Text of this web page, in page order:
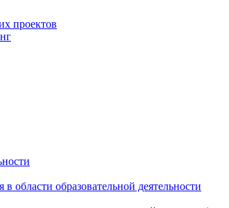
проектов
области образовательной деятельности